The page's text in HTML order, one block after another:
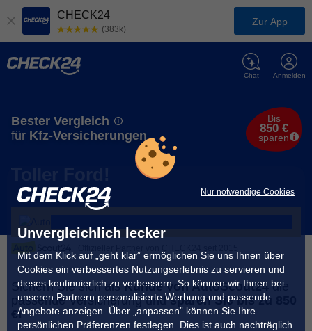
Nur notwendige Cookies
Unvergleichlich lecker
Mit dem Klick auf „geht klar” ermöglichen Sie uns Ihnen über
Cookies ein verbessertes Nutzungserlebnis zu servieren und
dieses kontinuierlich zu verbessern. So können wir Ihnen bei
unseren Partnern personalisierte Werbung und passende
Angebote anzeigen. Über „anpassen” können Sie Ihre
persönlichen Präferenzen festlegen. Dies ist auch nachträglich
CHECK24
(383k)
Zur App
Anmelden
Chat
Bester Vergleich
für Kfz-Versicherungen
Bis
850 €
sparen
Toller Ford!
Sichern Sie sich alsKunde von AutoScout24 die
passende Versicherung undsparen Sie bis zu 850
€!